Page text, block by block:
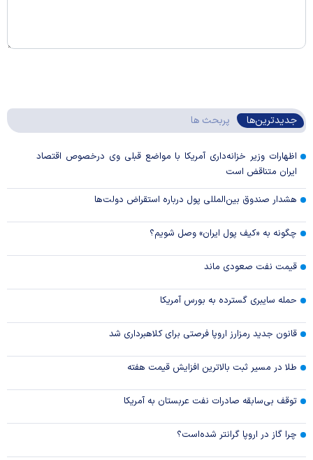
جدیدترین‌ها پربحث ها
اظهارات وزیر خزانه‌داری آمریکا با مواضع قبلی وی درخصوص اقتصاد
ایران متناقض است
هشدار صندوق بین‌المللی پول درباره استقراض دولت‌ها
چگونه به «کیف پول ایران» وصل شویم؟
قیمت نفت صعودی ماند
حمله سایبری گسترده به بورس آمریکا
قانون جدید رمزارز اروپا فرصتی برای کلاهبرداری شد
طلا در مسیر ثبت بالاترین افزایش قیمت هفته
توقف بی‌سابقه صادرات نفت عربستان به آمریکا
چرا گاز در اروپا گرانتر شده‌است؟